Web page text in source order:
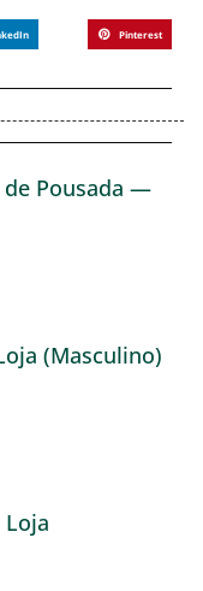
Pinterest
de Pousada —
(Masculino)